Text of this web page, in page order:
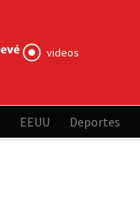
videos
EEUU Deportes